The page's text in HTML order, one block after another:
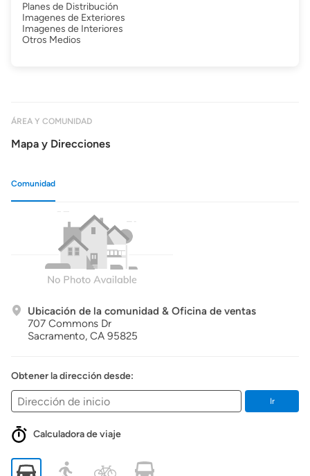
Planes de Distribución
Imagenes de Exteriores
Imagenes de Interiores
Otros Medios
ÁREA Y COMUNIDAD
Mapa y Direcciones
Comunidad
Ubicación de la comunidad & Oficina de ventas
707 Commons Dr
Sacramento, CA 95825
Obtener la dirección desde:
Ir
Calculadora de viaje